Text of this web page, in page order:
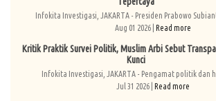
Infokita Investigasi, JAKARTA - Presiden Prabowo
Aug 01 2026 | Read more
Kritik Praktik Survei Politik, Muslim Arbi Sebut
Kunci
Infokita Investigasi, JAKARTA - Pengamat politik dan
Jul 31 2026 | Read more